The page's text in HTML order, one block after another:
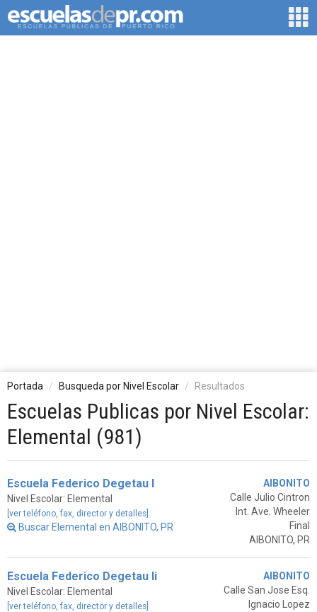
Portada Busqueda por Nivel Escolar Resultados
Escuelas Publicas por Nivel Escolar:
Elemental (981)
Escuela Federico Degetau I
Nivel Escolar: Elemental
[ver teléfono, fax, director y detalles]
Buscar Elemental en AIBONITO, PR
AIBONITO
Calle Julio Cintron
Int. Ave. Wheeler
Final
AIBONITO, PR
Escuela Federico Degetau Ii
Nivel Escolar: Elemental
[ver teléfono, fax, director y detalles]
AIBONITO
Calle San Jose Esq.
Ignacio Lopez